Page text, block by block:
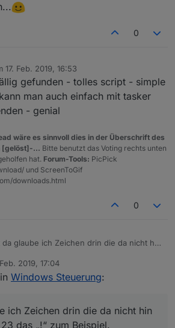
0
17. Feb. 2019, 16:53
von
gefunden - tolles script - simple
man auch einfach mit tasker
- genial
wäre es sinnvoll dies in der Überschrift des
[gelöst]-... Bitte benutzt das Voting rechts unten
hat. Forum-Tools: PicPick
und ScreenToGif
downloads.html
0
da glaube ich Zeichen drin die da nicht hin
'');
'');
'javascript.0.GetAdmin.cmd',
!== '' || typeof
2019, 17:04
Windows Steuerung:
ich Zeichen drin die da nicht hin
das „!“ zum Beispiel.